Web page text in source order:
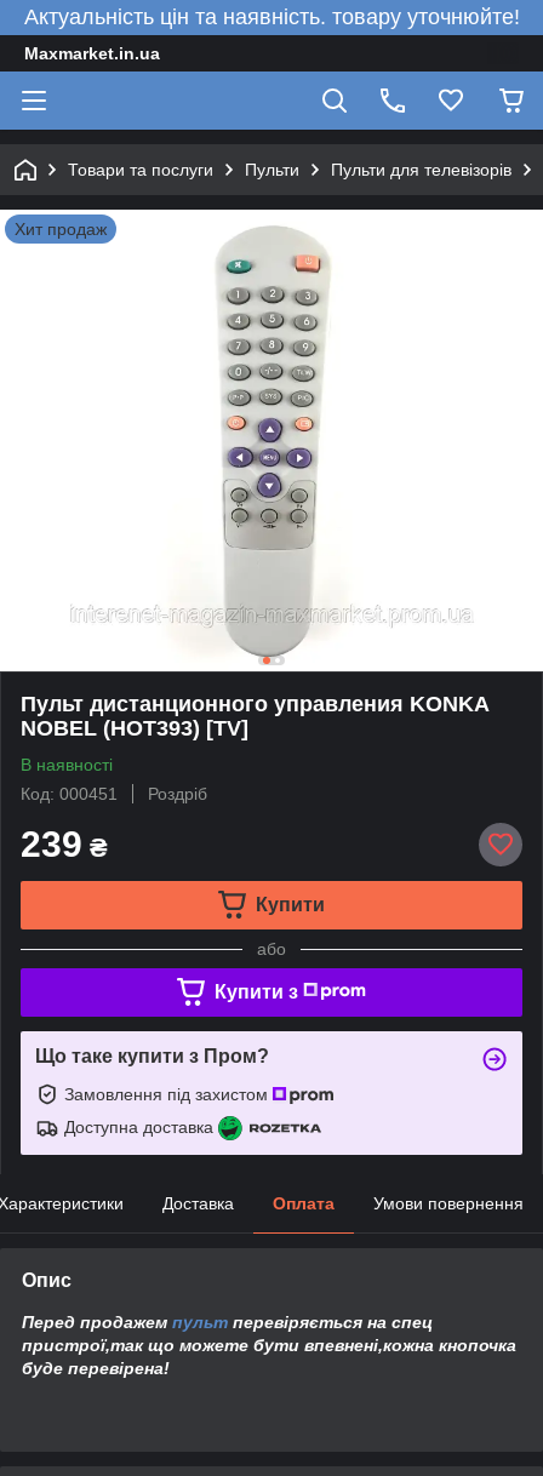
Актуальність цін та наявність. товару уточнюйте!
Maxmarket.in.ua
Товари та послуги Пульти Пульти для телевізорів
Хит продаж
Пульт дистанционного управления KONKA
NOBEL (HOT393) [TV]
В наявності
Код: 000451
Роздріб
239 ₴
Купити
або
Купити з
Що таке купити з Пром?
Замовлення під захистом
Доступна доставка
Доставка Оплата Умови повернення
Опис
Перед продажем пульт перевіряється на спец
пристрої,так що можете бути впевнені,кожна кнопочка
буде перевірена!